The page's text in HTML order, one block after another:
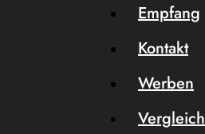
Empfang
Kontakt
Werben
Vergleich